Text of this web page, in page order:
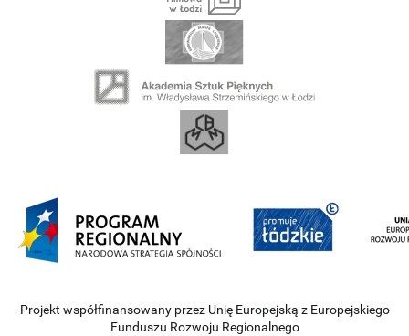
Projekt współfinansowany przez Unię Europejską z Europejskiego
Funduszu Rozwoju Regionalnego